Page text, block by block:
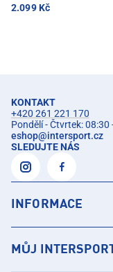
2.099 Kč
KONTAKT
+420 261 221 170
Pondělí - Čtvrtek:
eshop@intersport.cz
SLEDUJTE NÁS
INFORMACE
MŮJ